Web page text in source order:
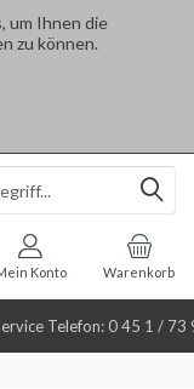
um Ihnen die
zu können.
Telefon: 0 45 1 / 73
Warenkorb
Konto